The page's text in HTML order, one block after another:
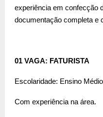
experiência em confecção
documentação completa e
01 VAGA: FATURISTA
Escolaridade: Ensino
Com experiência na área.